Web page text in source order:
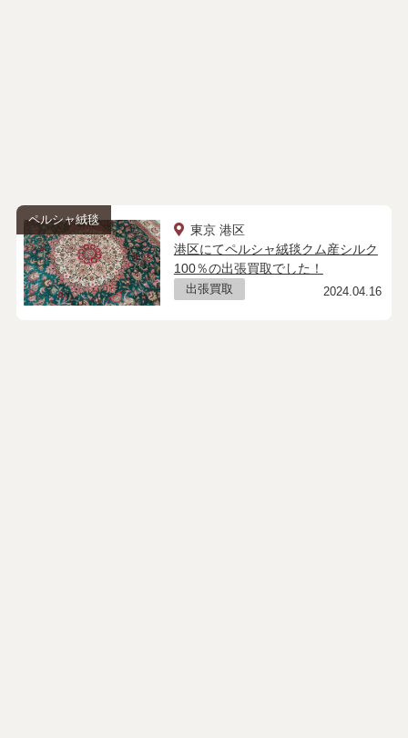
東京 港区
港区にてペルシャ絨毯クム産シルク
100％の出張買取でした！
出張買取 2024.04.16
ペルシャ絨毯